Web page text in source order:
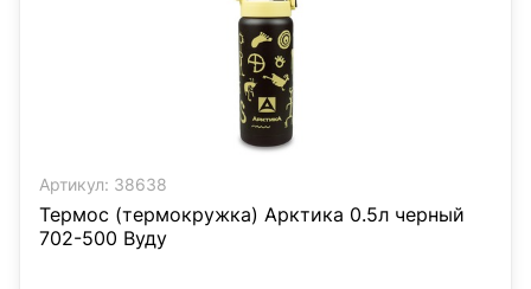
Артикул: 38638
Термос (термокружка) Арктика 0.5л черный
702-500 Вуду